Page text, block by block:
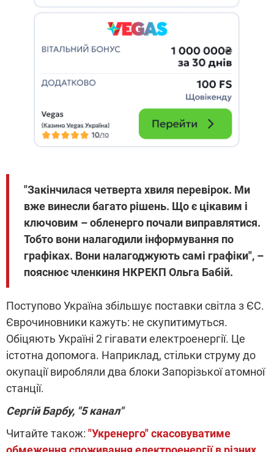
"Закінчилася четверта хвиля перевірок. Ми
вже винесли багато рішень. Що є цікавим і
ключовим – обленерго почали виправлятися.
Тобто вони налагодили інформування по
графіках. Вони налагоджують самі графіки", –
пояснює членкиня НКРЕКП Ольга Бабій.
Поступово Україна збільшує поставки світла з ЄС.
Єврочиновники кажуть: не скупитимуться.
Обіцяють Україні 2 гігавати електроенергії. Це
істотна допомога. Наприклад, стільки струму до
окупації виробляли два блоки Запорізької атомної
станції.
Сергій Барбу, "5 канал"
Читайте також: "Укренерго" скасовуватиме